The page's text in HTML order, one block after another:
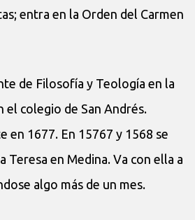
entra en la Orden del Carmen
de Filosofía y Teología en la
el colegio de San Andrés.
en 1677. En 15767 y 1568 se
Teresa en Medina. Va con ella a
algo más de un mes.